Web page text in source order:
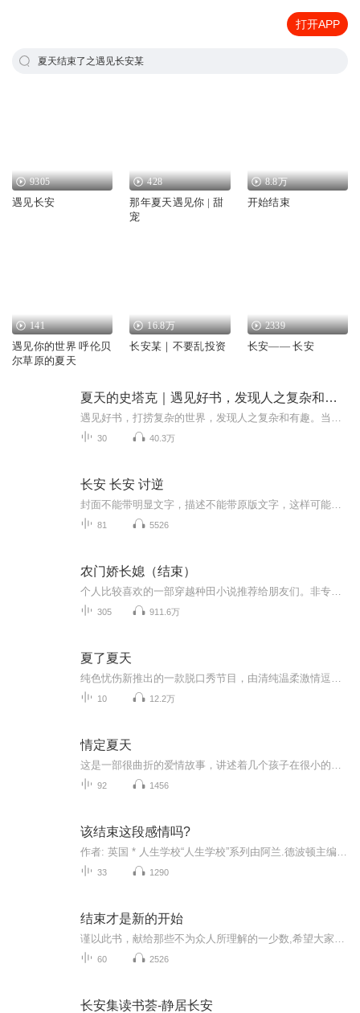
打开APP
夏天结束了之遇见长安某
9305
遇见长安
428
那年夏天遇见你 | 甜
宠
8.8万
开始结束
141
遇见你的世界 呼伦贝
尔草原的夏天
16.8万
长安某｜不要乱投资
2339
长安—— 长安
夏天的史塔克｜遇见好书，发现人之复杂和有趣
30 40.3万
长安 长安 讨逆
81 5526
农门娇长媳（结束）
305 911.6万
夏了夏天
10 12.2万
情定夏天
92 1456
该结束这段感情吗?
33 1290
结束才是新的开始
60 2526
长安集读书荟-静居长安